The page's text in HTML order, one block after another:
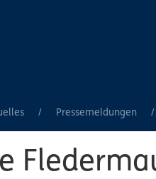
Pressemeldungen